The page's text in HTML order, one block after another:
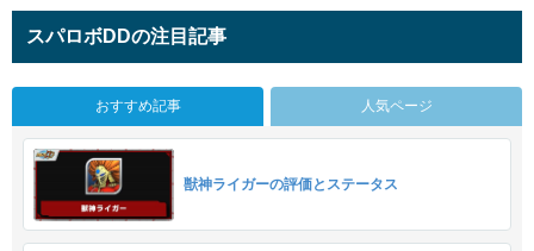
スパロボDDの注目記事
おすすめ記事 人気ページ
獣神ライガーの評価とステータス